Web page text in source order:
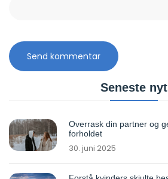
Seneste nyt
Overrask din partner og
forholdet
30. juni 2025